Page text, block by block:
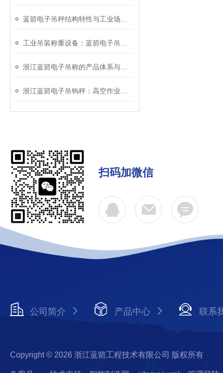
扫码加微信
公司简介 产品中心 联系
Copyright © 2026 浙江蓝箭工程技术有限公司 版权所有